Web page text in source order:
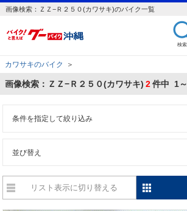
画像検索：ＺＺ−Ｒ２５０(カワサキ)のバイク一覧
検索
カワサキのバイク ＞
画像検索：ＺＺ−Ｒ２５０(カワサキ) 2件中 1
条件を指定して絞り込み
並び替え
リスト表示に切り替える